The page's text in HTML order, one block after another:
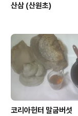
산삼 (산원초)
코리아헌터 말굽버섯